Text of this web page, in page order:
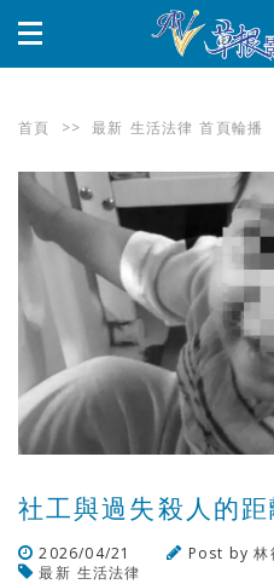
首頁 >> 最新 生活法律 首頁輪播
社工與過失殺人的距
2026/04/21 Post by林
最新 生活法律